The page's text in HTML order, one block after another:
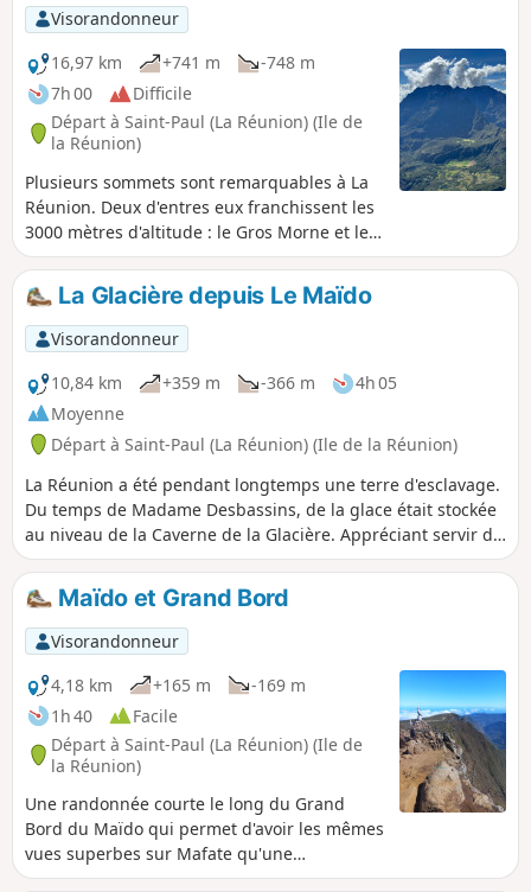
Visorandonneur
16,97 km
+741 m
-748 m
7h 00
Difficile
Départ à Saint-Paul (La Réunion) (Ile de
la Réunion)
Plusieurs sommets sont remarquables à La
Réunion. Deux d'entres eux franchissent les
3000 mètres d'altitude : le Gros Morne et le
Piton des Neiges. Le troisième n'est autre
que le Grand Bénare. Ce dernier est
accessible depuis plusieurs points. Les accès
par le Grand Bord et la Glacière sont les plus
faciles. Il est conseillé de faire l'aller par le
Grand Bord, pour bénéficier des points de
vue sur Mafate avant l'arrivée des nuages.
Le sommet offre une vue à 360 degrés et le
retour par la Glacière permet d'ajouter une
touche historique.
La Glacière depuis Le Maïdo
Visorandonneur
10,84 km
+359 m -366 m
4h 05
Moyenne
Départ à Saint-Paul (La Réunion) (Ile de la Réunion)
La Réunion a été pendant longtemps une terre d'esclavage.
Du temps de Madame Desbassins, de la glace était stockée
au niveau de la Caverne de la Glacière. Appréciant servir du
sirop à ses invités, les esclaves étaient chargés de parcourir
plusieurs dizaines de kilomètres entre la Glacière et sa
propriété située à Villèle. Aujourd'hui, l'endroit est plus
accessible en partant du Maïdo via une piste très
caillouteuse.
Maïdo et Grand Bord
Visorandonneur
4,18 km
+165 m
-169 m
1h 40
Facile
Départ à Saint-Paul (La Réunion) (Ile de
la Réunion)
Une randonnée courte le long du Grand
Bord du Maïdo qui permet d'avoir les mêmes
vues superbes sur Mafate qu'une
randonnée longue.